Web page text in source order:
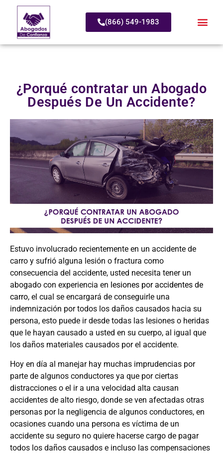
(866) 549-1983
¿Porqué contratar un Abogado
Después De Un Accidente?
Estuvo involucrado recientemente en un accidente de
carro y sufrió alguna lesión o fractura como
consecuencia del accidente, usted necesita tener un
abogado con experiencia en lesiones por accidentes de
carro, el cual se encargará de conseguirle una
indemnización por todos los daños causados hacia su
persona, esto puede ir desde todas las lesiones o heridas
que le hayan causado a usted en su cuerpo, al igual que
los daños materiales causados por el accidente.
Hoy en día al manejar hay muchas imprudencias por
parte de algunos conductores ya que por ciertas
distracciones o el ir a una velocidad alta causan
accidentes de alto riesgo, donde se ven afectadas otras
personas por la negligencia de algunos conductores, en
ocasiones cuando una persona es víctima de un
accidente su seguro no quiere hacerse cargo de pagar
todos los daños causados e incluso las compensaciones